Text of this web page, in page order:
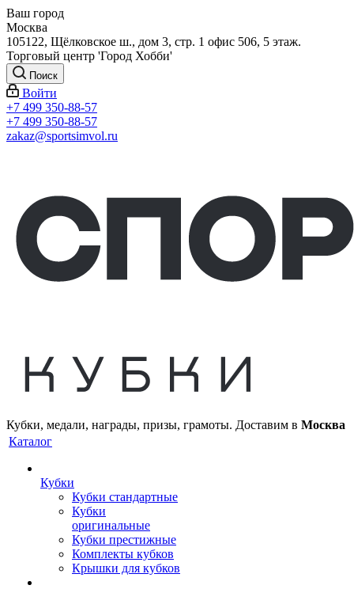
Ваш город
Москва
105122, Щёлковское ш., дом 3, стр. 1 офис 506, 5 этаж.
Торговый центр 'Город Хобби'
Поиск
Войти
+7 499 350-88-57
+7 499 350-88-57
zakaz@sportsimvol.ru
Кубки, медали, награды, призы, грамоты. Доставим в Москва
Каталог
Кубки
Кубки стандартные
Кубки
оригинальные
Кубки престижные
Комплекты кубков
Крышки для кубков